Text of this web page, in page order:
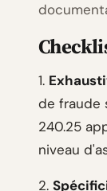
1.
de fraude
240.25
niveau
2.